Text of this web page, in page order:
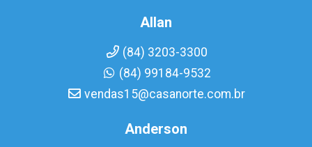
Allan
(84) 3203-3300
(84) 99184-9532
vendas15@casanorte.com.br
Anderson